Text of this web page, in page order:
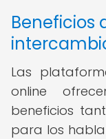
Beneficios
Las
online
beneficios
para los